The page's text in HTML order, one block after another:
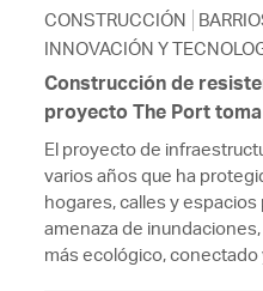
CONSTRUCCIÓN
INNOVACIÓN Y
Construcción de
proyecto The Port
El proyecto de
varios años que ha
hogares, calles y
amenaza de
más ecológico,